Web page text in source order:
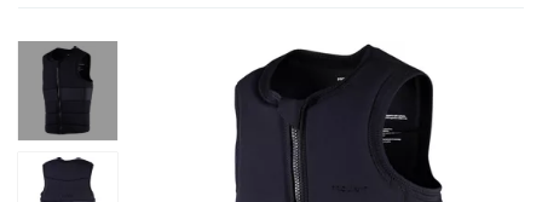
Vul hem met producten.